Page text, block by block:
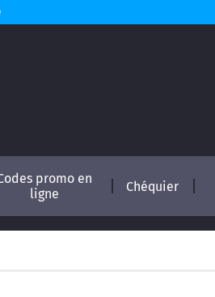
promo en
ligne
Chéquier